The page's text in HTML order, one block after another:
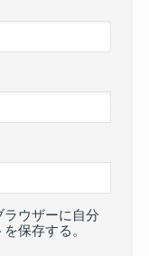
ウザーに自分
保存する。